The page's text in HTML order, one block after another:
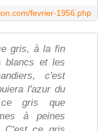
fevrier-1956.php
gris, à la fin
blancs et les
c'est
l'azur du
gris que
à peines